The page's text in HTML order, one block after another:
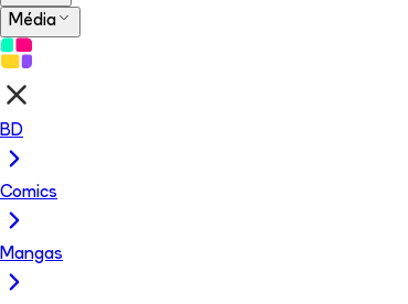
Média
BD
Comics
Mangas